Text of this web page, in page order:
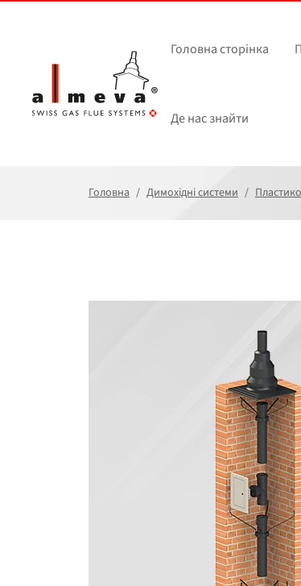
Головна сторінка
Де нас знайти
Головна Димохідні системи